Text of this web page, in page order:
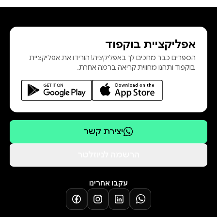
אפליקציית בוקפוד
הספרים כבר מחכים לך באפליקציה! הורידו את אפליקציית
בוקפוד ותהנו מחווית קריאה ברמה אחרת.
יצירת קשר
עקבו אחרינו